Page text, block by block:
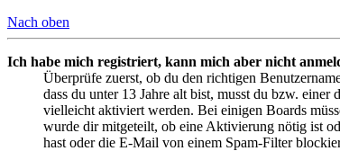
Nach oben
Ich habe mich registriert, kann mich aber nicht
Überprüfe zuerst, ob du den richtigen
dass du unter 13 Jahre alt bist, musst du bzw.
vielleicht aktiviert werden. Bei einigen Boards
wurde dir mitgeteilt, ob eine Aktivierung nötig ist
hast oder die E-Mail von einem Spam-Filter